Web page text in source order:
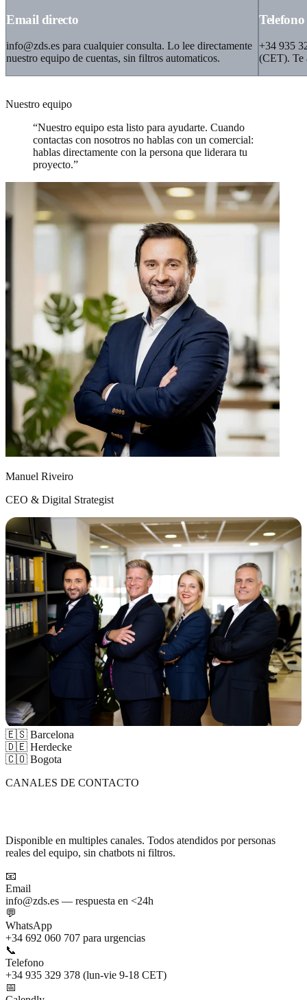
Email directo
info@zds.es para cualquier consulta. Lo lee directamente
nuestro equipo de cuentas, sin filtros automaticos.
Telefono
+34 935
(CET). Te
Nuestro equipo
“Nuestro equipo esta listo para ayudarte. Cuando
contactas con nosotros no hablas con un comercial:
hablas directamente con la persona que liderara tu
proyecto.”
Manuel Riveiro
CEO & Digital Strategist
🇪🇸 Barcelona
🇩🇪 Herdecke
🇨🇴 Bogota
CANALES DE CONTACTO
Disponible en multiples canales. Todos atendidos por personas
reales del equipo, sin chatbots ni filtros.
📧
Email
info@zds.es — respuesta en <24h
💬
WhatsApp
+34 692 060 707 para urgencias
📞
Telefono
+34 935 329 378 (lun-vie 9-18 CET)
📅